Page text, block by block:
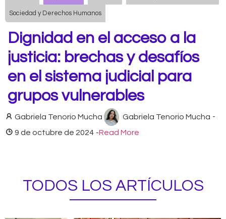
Sociedad y Derechos Humanos
Dignidad en el acceso a la
justicia: brechas y desafíos
en el sistema judicial para
grupos vulnerables
Gabriela Tenorio Mucha Gabriela Tenorio Mucha -
9 de octubre de 2024 -Read More
TODOS LOS ARTÍCULOS